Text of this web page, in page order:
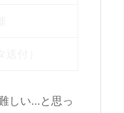
しい…と思っ